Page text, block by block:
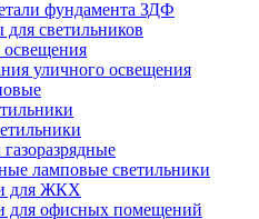
фундамента ЗДФ
светильников
уличного освещения
ламповые светильники
для ЖКХ
для офисных помещений